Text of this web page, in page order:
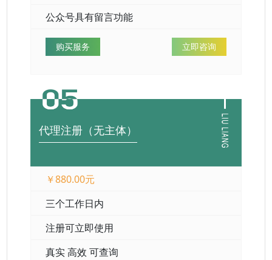
公众号具有留言功能
购买服务 立即咨询
代理注册（无主体）
￥880.00元
三个工作日内
注册可立即使用
真实 高效 可查询